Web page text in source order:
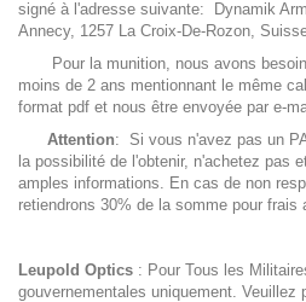
signé à l'adresse suivante: Dynamik
Annecy, 1257 La Croix-De-Rozon,
Pour la munition, nous avons besoin
moins de 2 ans mentionnant le même
format pdf et nous être envoyée par e-
Attention: Si vous n'avez pas un
la possibilité de l'obtenir, n'achetez pas
amples informations. En cas de non
retiendrons 30% de la somme pour frais
Leupold Optics : Pour Tous les
gouvernementales uniquement. Veuillez